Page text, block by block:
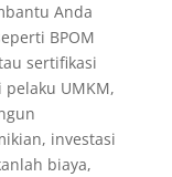
Anda
BPOM
sertifikasi
UMKM,
investasi
biaya,